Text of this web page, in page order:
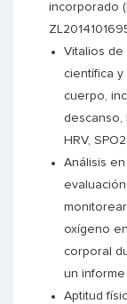
incorporado
Vitalios de
científica
cuerpo,
descanso,
HRV,
Análisis
oxígeno
corporal
un
Aptitud